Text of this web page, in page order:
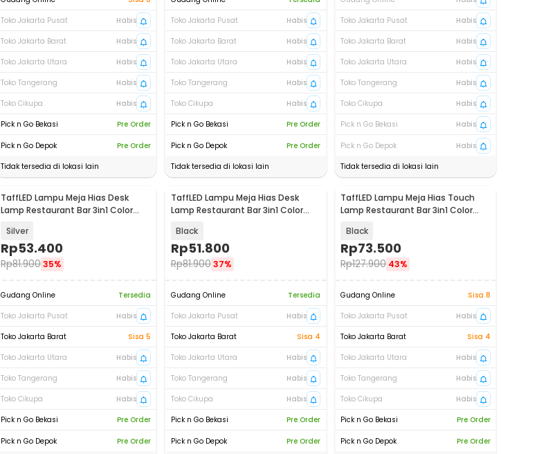
Toko Jakarta Pusat
Habis
Toko Jakarta Barat
Habis
Toko Jakarta Utara
Habis
Toko Tangerang
Habis
Toko Cikupa
Habis
Pick n Go Bekasi
Pre Order
Pick n Go Depok
Pre Order
Tidak tersedia di lokasi lain
Toko Jakarta Pusat
Habis
Toko Jakarta Barat
Habis
Toko Jakarta Utara
Habis
Toko Tangerang
Habis
Toko Cikupa
Habis
Pick n Go Bekasi
Pre Order
Pick n Go Depok
Pre Order
Tidak tersedia di lokasi lain
Toko Jakarta Pusat
Habis
Toko Jakarta Barat
Habis
Toko Jakarta Utara
Habis
Toko Tangerang
Habis
Toko Cikupa
Habis
Pick n Go Bekasi
Habis
Pick n Go Depok
Habis
Tidak tersedia di lokasi lain
TaffLED Lampu Meja Hias Desk
Lamp Restaurant Bar 3in1 Color
Silver
Rp53.400
Rp81.90035%
Gudang Online
Tersedia
Toko Jakarta Pusat
Habis
Toko Jakarta Barat
Sisa 5
Toko Jakarta Utara
Habis
Toko Tangerang
Habis
Toko Cikupa
Habis
Pick n Go Bekasi
Pre Order
Pick n Go Depok Pre Order
TaffLED Lampu Meja Hias Desk
Lamp Restaurant Bar 3in1 Color
Black
Rp51.800
Rp81.900 37%
Gudang Online
Tersedia
Toko Jakarta Pusat
Habis
Toko Jakarta Barat
Sisa 4
Toko Jakarta Utara
Habis
Toko Tangerang
Habis
Toko Cikupa
Habis
Pick n Go Bekasi
Pre Order
Pick n Go Depok Pre Order
TaffLED Lampu Meja Hias Touch
Lamp Restaurant Bar 3in1 Color
Black
Rp73.500
Rp127.900 43%
Gudang Online
Sisa 8
Toko Jakarta Pusat
Habis
Toko Jakarta Barat
Sisa 4
Toko Jakarta Utara
Habis
Toko Tangerang
Habis
Toko Cikupa
Habis
Pick n Go Bekasi
Pre Order
Pick n Go Depok Pre Order